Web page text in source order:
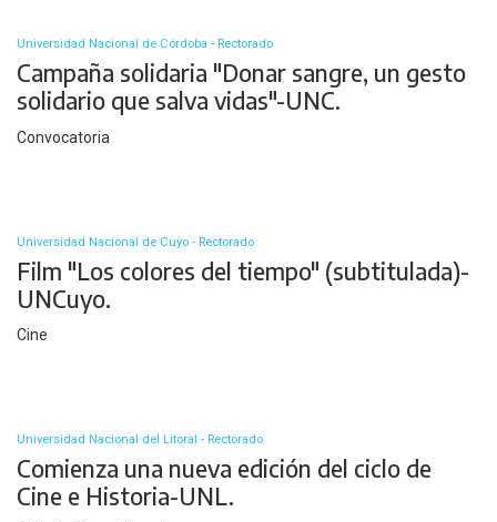
Universidad Nacional de Córdoba - Rectorado
Campaña solidaria "Donar sangre, un gesto
solidario que salva vidas"-UNC.
Convocatoria
Universidad Nacional de Cuyo - Rectorado
Film "Los colores del tiempo" (subtitulada)-
UNCuyo.
Cine
Universidad Nacional del Litoral - Rectorado
Comienza una nueva edición del ciclo de
Cine e Historia-UNL.